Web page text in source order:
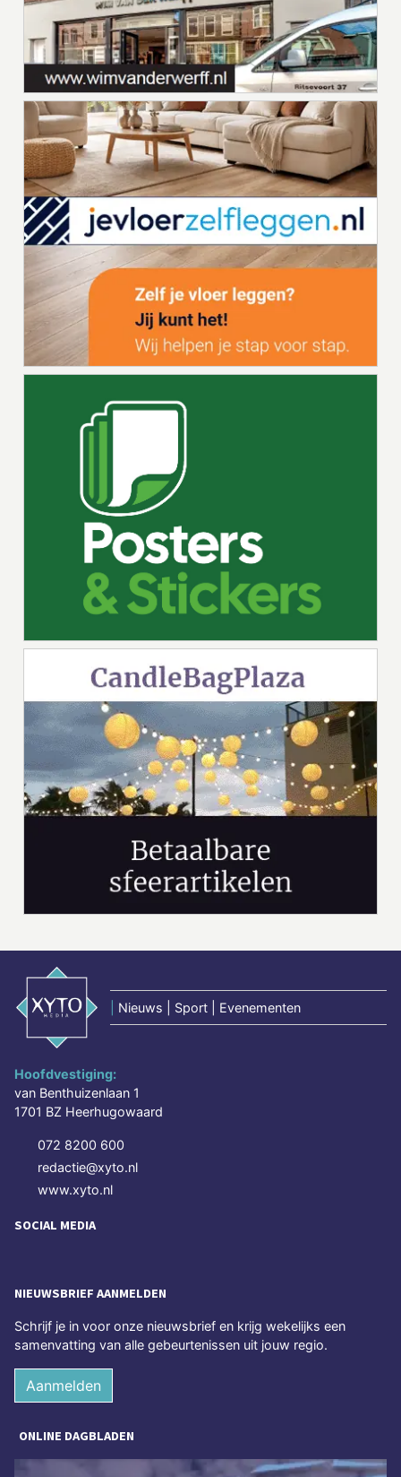
Nieuws | Sport | Evenementen
Hoofdvestiging:
van Benthuizenlaan 1
1701 BZ Heerhugowaard
072 8200 600
redactie@xyto.nl
www.xyto.nl
SOCIAL MEDIA
NIEUWSBRIEF AANMELDEN
Schrijf je in voor onze nieuwsbrief en krijg wekelijks een
samenvatting van alle gebeurtenissen uit jouw regio.
Aanmelden
ONLINE DAGBLADEN